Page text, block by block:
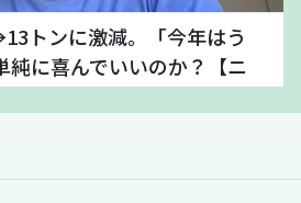
トンに激減。「今年はう
純に喜んでいいのか？【ニ
課題をキャッチ！】